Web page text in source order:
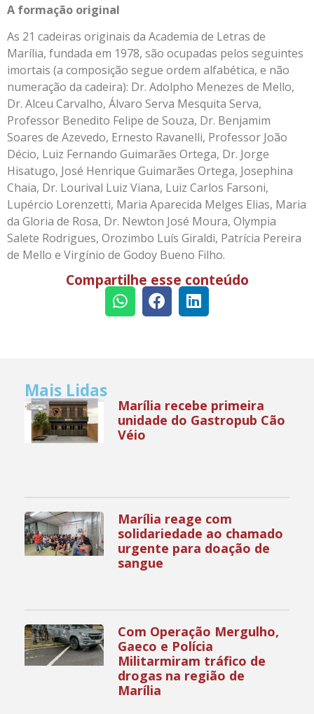
A formação original
As 21 cadeiras originais da Academia de Letras de
Marília, fundada em 1978, são ocupadas pelos seguintes
imortais (a composição segue ordem alfabética, e não
numeração da cadeira): Dr. Adolpho Menezes de Mello,
Dr. Alceu Carvalho, Álvaro Serva Mesquita Serva,
Professor Benedito Felipe de Souza, Dr. Benjamim
Soares de Azevedo, Ernesto Ravanelli, Professor João
Décio, Luiz Fernando Guimarães Ortega, Dr. Jorge
Hisatugo, José Henrique Guimarães Ortega, Josephina
Chaia, Dr. Lourival Luiz Viana, Luiz Carlos Farsoni,
Lupércio Lorenzetti, Maria Aparecida Melges Elias, Maria
da Gloria de Rosa, Dr. Newton José Moura, Olympia
Salete Rodrigues, Orozimbo Luís Giraldi, Patrícia Pereira
de Mello e Virgínio de Godoy Bueno Filho.
Compartilhe esse conteúdo
Mais Lidas
Marília recebe primeira
unidade do Gastropub Cão
Véio
Marília reage com
solidariedade ao chamado
urgente para doação de
sangue
Com Operação Mergulho,
Gaeco e Polícia
Militarmiram tráfico de
drogas na região de
Marília